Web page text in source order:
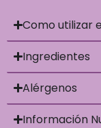
Como utilizar
Ingredientes
Alérgenos
Información